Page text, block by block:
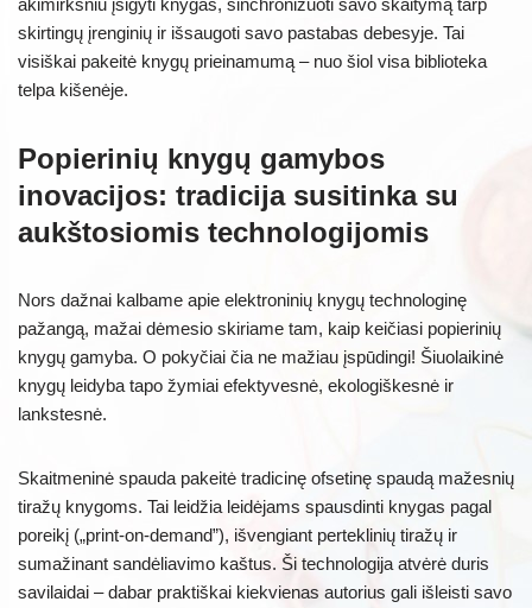
akimirksniu įsigyti knygas, sinchronizuoti savo skaitymą tarp
skirtingų įrenginių ir išsaugoti savo pastabas debesyje. Tai
visiškai pakeitė knygų prieinamumą – nuo šiol visa biblioteka
telpa kišenėje.
Popierinių knygų gamybos
inovacijos: tradicija susitinka su
aukštosiomis technologijomis
Nors dažnai kalbame apie elektroninių knygų technologinę
pažangą, mažai dėmesio skiriame tam, kaip keičiasi popierinių
knygų gamyba. O pokyčiai čia ne mažiau įspūdingi! Šiuolaikinė
knygų leidyba tapo žymiai efektyvesnė, ekologiškesnė ir
lankstesnė.
Skaitmeninė spauda pakeitė tradicinę ofsetinę spaudą mažesnių
tiražų knygoms. Tai leidžia leidėjams spausdinti knygas pagal
poreikį („print-on-demand”), išvengiant perteklinių tiražų ir
sumažinant sandėliavimo kaštus. Ši technologija atvėrė duris
savilaidai – dabar praktiškai kiekvienas autorius gali išleisti savo